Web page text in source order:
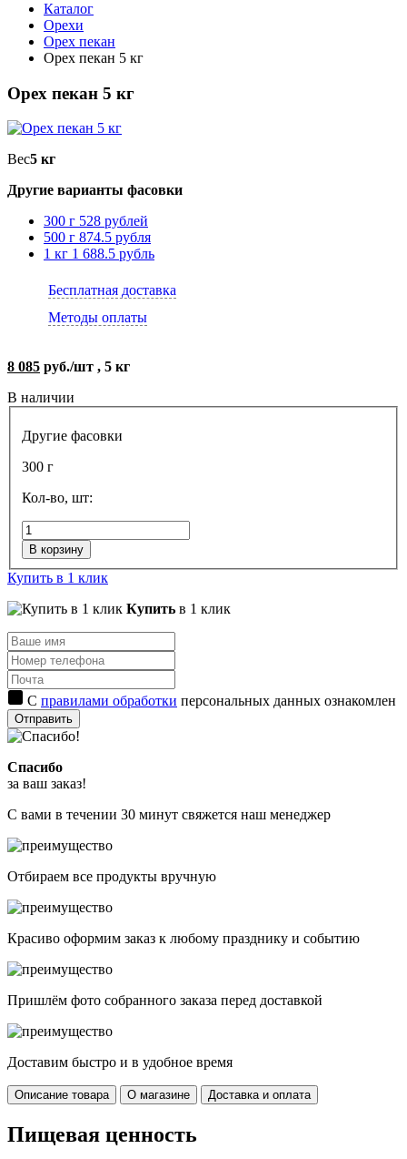
Каталог
Орехи
Орех пекан
Орех пекан 5 кг
Орех пекан 5 кг
Вес5 кг
Другие варианты фасовки
300 г 528 рублей
500 г 874.5 рубля
1 кг 1 688.5 рубль
Бесплатная доставка
Методы оплаты
8 085 руб./шт , 5 кг
В наличии
Другие фасовки
300 г
Кол-во, шт:
В корзину
Купить в 1 клик
Купить в 1 клик
С правилами обработки персональных данных ознакомлен
Отправить
Спасибо
за ваш заказ!
С вами в течении 30 минут свяжется наш менеджер
Отбираем все продукты вручную
Красиво оформим заказ к любому празднику и событию
Пришлём фото собранного заказа перед доставкой
Доставим быстро и в удобное время
Описание товара О магазине Доставка и оплата
Пищевая ценность